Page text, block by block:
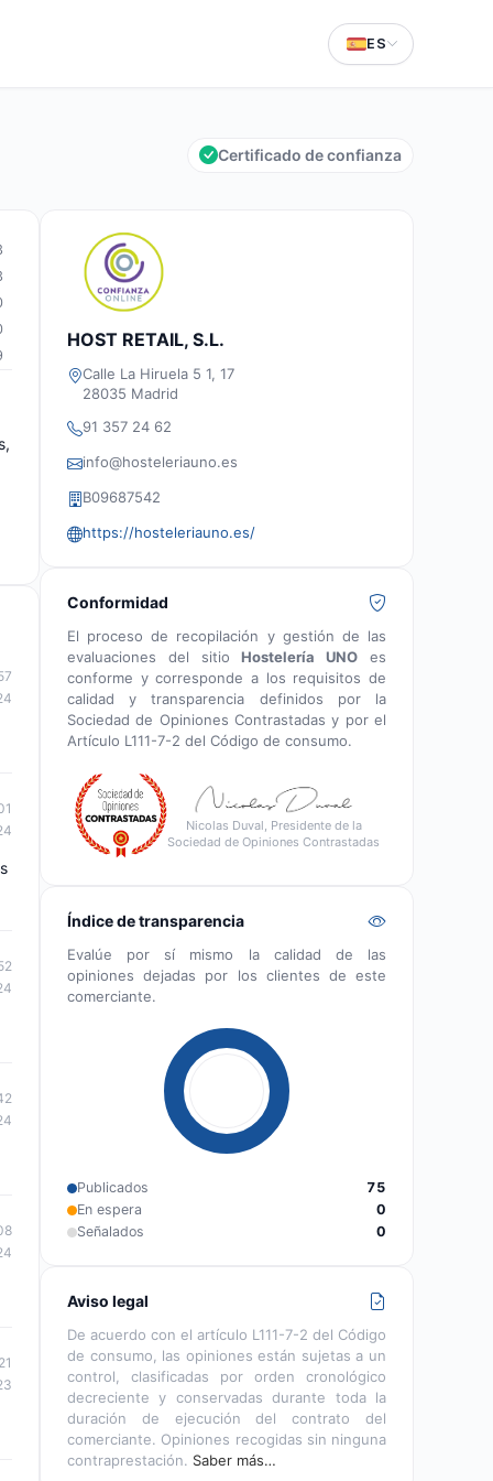
ES
Certificado de confianza
HOST RETAIL, S.L.
Calle La Hiruela 5 1, 17
28035 Madrid
91 357 24 62
info@hosteleriauno.es
B09687542
https://hosteleriauno.es/
Conformidad
El proceso de recopilación y gestión de las
evaluaciones del sitioHostelería UNO es
conforme y corresponde a los requisitos de
calidad y transparencia definidos por la
Sociedad de Opiniones Contrastadas y por el
Artículo L111-7-2 del Código de consumo.
Nicolas Duval, Presidente de la
Sociedad de Opiniones Contrastadas
Índice de transparencia
Evalúe por sí mismo la calidad de las
opiniones dejadas por los clientes de este
comerciante.
Publicados
75
En espera
0
Señalados
0
Aviso legal
De acuerdo con el artículo L111-7-2 del Código
de consumo, las opiniones están sujetas a un
control, clasificadas por orden cronológico
decreciente y conservadas durante toda la
duración de ejecución del contrato del
comerciante. Opiniones recogidas sin ninguna
contraprestación. Saber más…